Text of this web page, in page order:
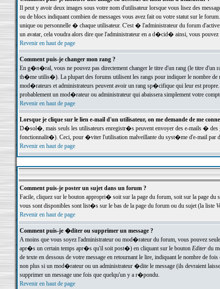
Il peut y avoir deux images sous votre nom d'utilisateur lorsque vous lisez des
ou de blocs indiquant combien de messages vous avez fait ou votre statut sur le
unique ou personnelle � chaque utilisateur. C'est � l'administrateur du forum
un avatar, cela voudra alors dire que l'administrateur en a d�cid� ainsi, vous
Revenir en haut de page
Comment puis-je changer mon rang ?
En g�n�ral, vous ne pouvez pas directement changer le titre d'un rang (le titre d'un
th�me utilis�). La plupart des forums utilisent les rangs pour indiquer le nombre de
mod�rateurs et administrateurs peuvent avoir un rang sp�cifique qui leur est
probablement un mod�rateur ou administrateur qui abaissera simplement votre
Revenir en haut de page
Lorsque je clique sur le lien e-mail d'un utilisateur, on me demande de me
D�sol�, mais seuls les utilisateurs enregistr�s peuvent envoyer des e-mails �
fonctionnalit�). Ceci, pour �viter l'utilisation malveillante du syst�me d'e-mail par
Revenir en haut de page
Comment puis-je poster un sujet dans un forum ?
Facile, cliquez sur le bouton appropri� soit sur la page du forum, soit sur la page du
vous sont disponibles sont list�s sur le bas de la page du forum ou du sujet (la liste
Revenir en haut de page
Comment puis-je �diter ou supprimer un message ?
A moins que vous soyez l'administrateur ou mod�rateur du forum, vous pouvez
apr�s un certain temps apr�s qu'il soit post�) en cliquant sur le bouton Editerdu
de texte en dessous de votre message en retournant le lire, indiquant le nombre
non plus si un mod�rateur ou un administrateur �dite le message (ils devraient
supprimer un message une fois que quelqu'un y a r�pondu.
Revenir en haut de page